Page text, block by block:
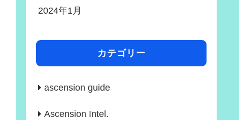
2024年1月
カテゴリー
ascension guide
Ascension Intel.